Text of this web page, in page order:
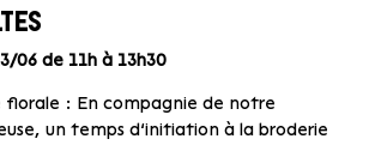
06 de 11h à 13h30
florale : En compagnie de notre
un temps d’initiation à la broderie